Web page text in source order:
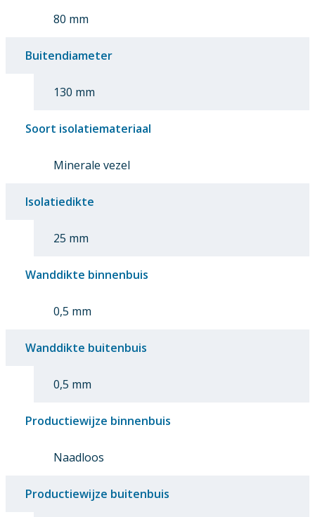
80 mm
Buitendiameter
130 mm
Soort isolatiemateriaal
Minerale vezel
Isolatiedikte
25 mm
Wanddikte binnenbuis
0,5 mm
Wanddikte buitenbuis
0,5 mm
Productiewijze binnenbuis
Naadloos
Productiewijze buitenbuis